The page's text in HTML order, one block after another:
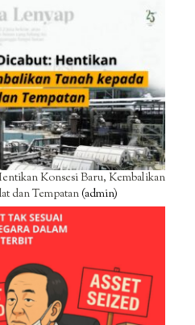
Konsesi Baru, Kembalikan
dan Tempatan(admin)